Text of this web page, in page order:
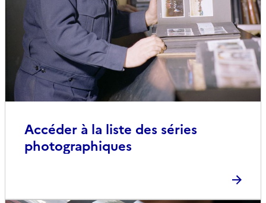
Accéder à la liste des séries
photographiques